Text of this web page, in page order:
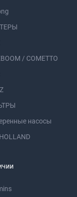
/ COMETTO
насосы